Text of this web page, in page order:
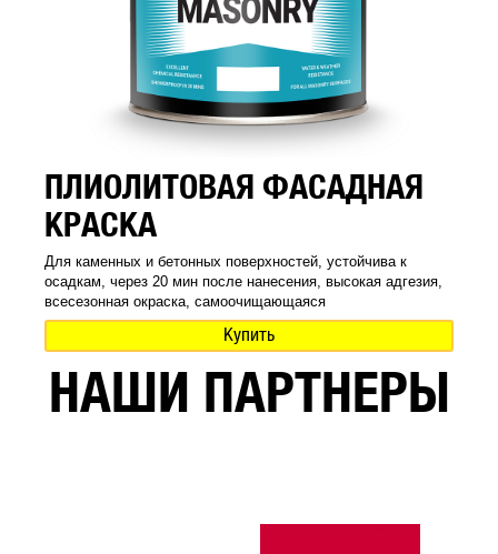
ПЛИОЛИТОВАЯ ФАСАДНАЯ
КРАСКА
Для каменных и бетонных поверхностей, устойчива к
осадкам, через 20 мин после нанесения, высокая адгезия,
всесезонная окраска, самоочищающаяся
Купить
НАШИ ПАРТНЕРЫ